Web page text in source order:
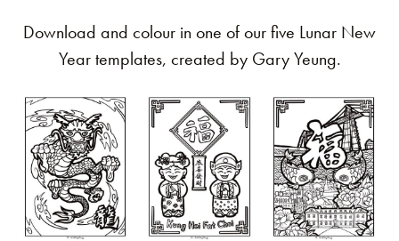
Download and colour in one of our five Lunar New
Year templates, created by Gary Yeung.